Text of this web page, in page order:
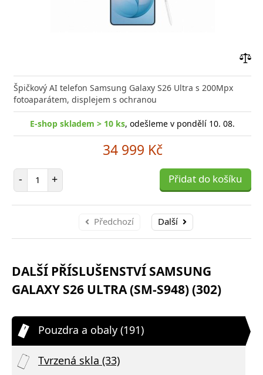
Špičkový AI telefon Samsung Galaxy S26 Ultra s 200Mpx
fotoaparátem, displejem s ochranou
E-shop skladem > 10 ks, odešleme v pondělí 10. 08.
34 999 Kč
- Počet položek
+ Přidat do košíku
Předchozí Další
DALŠÍ PŘÍSLUŠENSTVÍ SAMSUNG
GALAXY S26 ULTRA (SM-S948) (302)
Pouzdra a obaly (191)
Tvrzená skla (33)